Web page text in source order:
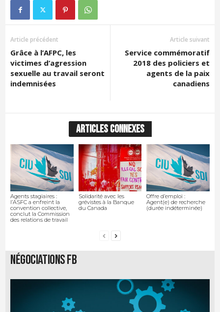
Article précédent
Grâce à l’AFPC, les
victimes d’agression
sexuelle au travail seront
indemnisées
Article suivant
Service commémoratif
2018 des policiers et
agents de la paix
canadiens
ARTICLES CONNEXES
Agents stagiaires :
l’ASFC a enfreint la
convention collective,
conclut la Commission
des relations de travail
Solidarité avec les
grévistes à la Banque
du Canada
Offre d’emploi :
Agent(e) de recherche
(durée indéterminée)
Négociations FB